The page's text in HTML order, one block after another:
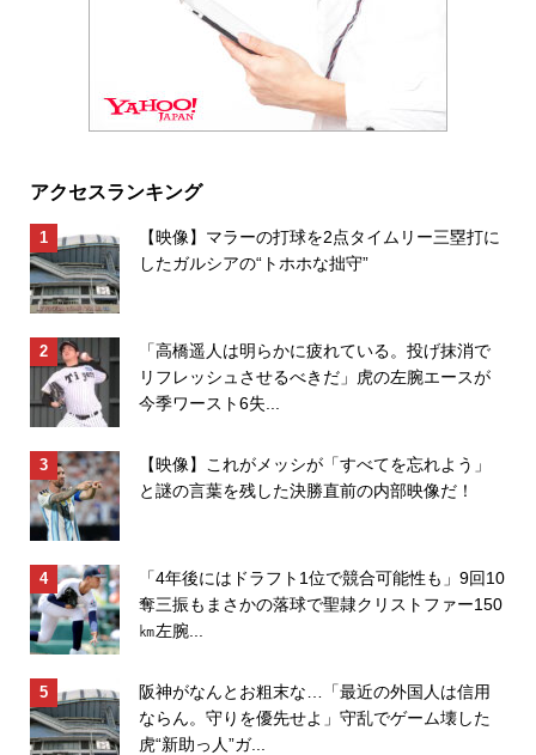
アクセスランキング
【映像】マラーの打球を2点タイムリー三塁打に
したガルシアの“トホホな拙守”
「高橋遥人は明らかに疲れている。投げ抹消で
リフレッシュさせるべきだ」虎の左腕エースが
今季ワースト6失...
【映像】これがメッシが「すべてを忘れよう」
と謎の言葉を残した決勝直前の内部映像だ！
「4年後にはドラフト1位で競合可能性も」9回10
奪三振もまさかの落球で聖隷クリストファー150
㎞左腕...
阪神がなんとお粗末な…「最近の外国人は信用
ならん。守りを優先せよ」守乱でゲーム壊した
虎“新助っ人”ガ...